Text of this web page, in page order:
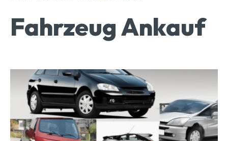
Fahrzeug Ankauf